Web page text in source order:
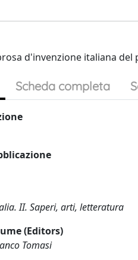
d'invenzione italiana
Scheda completa
II. Saperi, arti, letteratura
(Editors)
Tomasi